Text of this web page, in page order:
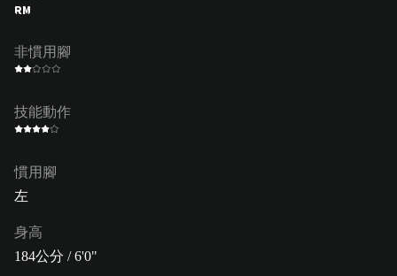
RM
非慣用腳
技能動作
慣用腳
左
身高
184公分 / 6'0"